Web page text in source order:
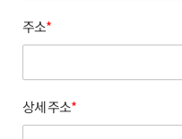
주소*
상세 주소*